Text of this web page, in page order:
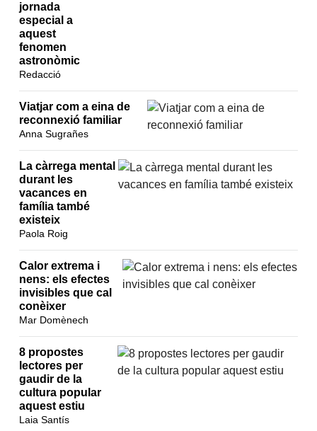
jornada
especial a
aquest
fenomen
astronòmic
Redacció
Viatjar com a eina de
reconnexió familiar
Anna Sugrañes
La càrrega mental
durant les
vacances en
família també
existeix
Paola Roig
Calor extrema i
nens: els efectes
invisibles que cal
conèixer
Mar Domènech
8 propostes
lectores per
gaudir de la
cultura popular
aquest estiu
Laia Santís